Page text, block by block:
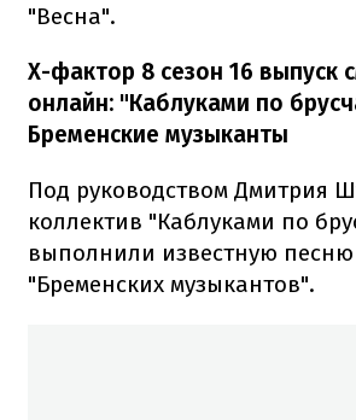
"Весна".
Х-фактор 8 сезон 16 выпуск
онлайн: "Каблуками по
Бременские музыканты
Под руководством Дмитрия
коллектив "Каблуками по
выполнили известную песню
"Бременских музыкантов".